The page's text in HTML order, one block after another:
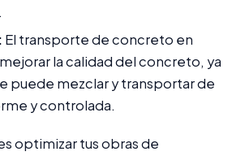
El transporte de concreto en
la calidad del concreto, ya
puede mezclar y transportar de
y controlada.
optimizar tus obras de